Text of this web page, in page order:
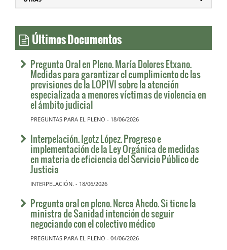
Últimos Documentos
Pregunta Oral en Pleno. María Dolores Etxano.
Medidas para garantizar el cumplimiento de las
previsiones de la LOPIVI sobre la atención
especializada a menores víctimas de violencia en
el ámbito judicial
PREGUNTAS PARA EL PLENO - 18/06/2026
Interpelación. Igotz López. Progreso e
implementación de la Ley Orgánica de medidas
en materia de eficiencia del Servicio Público de
Justicia
INTERPELACIÓN. - 18/06/2026
Pregunta oral en pleno. Nerea Ahedo. Si tiene la
ministra de Sanidad intención de seguir
negociando con el colectivo médico
PREGUNTAS PARA EL PLENO - 04/06/2026